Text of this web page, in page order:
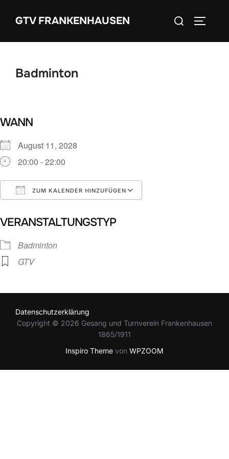
InhaltGTV FRANKENHAUSEN
Suchen
Badminton
WANN
August 11, 2028
20:00 - 22:00
ZUM KALENDER HINZUFÜGEN
VERANSTALTUNGSTYP
Badminton
GTV
Datenschutzerklärung
Copyright © 2026 Gesang und Turnverein Frankenhausen
1865/1911
Inspiro Theme von WPZOOM